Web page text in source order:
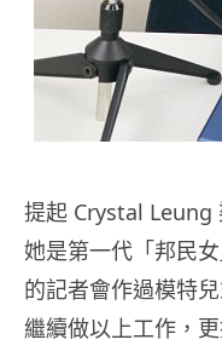
提起 Crystal Leung
她是第一代「邦民
的記者會作過模特
繼續做以上工作，